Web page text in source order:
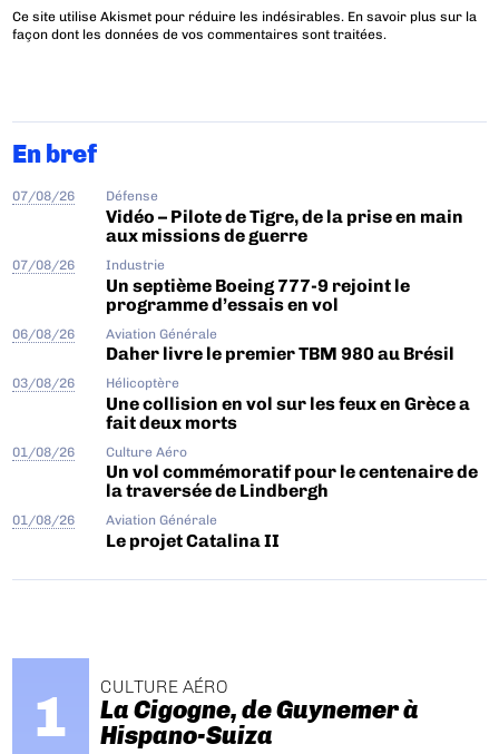
Ce site utilise Akismet pour réduire les indésirables. En savoir plus sur la
façon dont les données de vos commentaires sont traitées.
En bref
07/08/26 Défense
Vidéo – Pilote de Tigre, de la prise en main
aux missions de guerre
07/08/26 Industrie
Un septième Boeing 777-9 rejoint le
programme d’essais en vol
06/08/26 Aviation Générale
Daher livre le premier TBM 980 au Brésil
03/08/26 Hélicoptère
Une collision en vol sur les feux en Grèce a
fait deux morts
01/08/26 Culture Aéro
Un vol commémoratif pour le centenaire de
la traversée de Lindbergh
01/08/26 Aviation Générale
Le projet Catalina II
CULTURE AÉRO
La Cigogne, de Guynemer à
Hispano-Suiza